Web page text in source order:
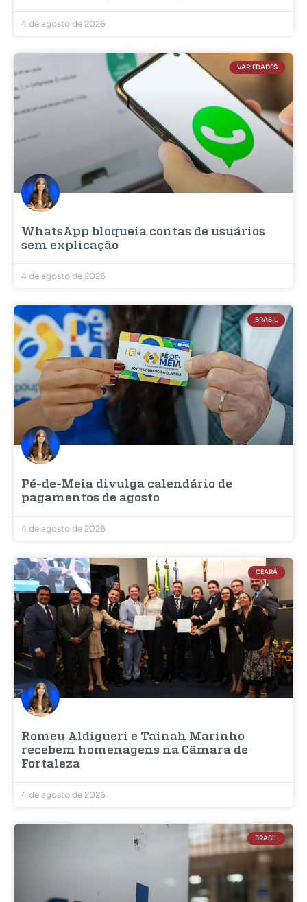
4 de agosto de 2026
VARIEDADES
WhatsApp bloqueia contas de usuários
sem explicação
4 de agosto de 2026
BRASIL
Pé-de-Meia divulga calendário de
pagamentos de agosto
4 de agosto de 2026
CEARÁ
Romeu Aldigueri e Tainah Marinho
recebem homenagens na Câmara de
Fortaleza
4 de agosto de 2026
BRASIL